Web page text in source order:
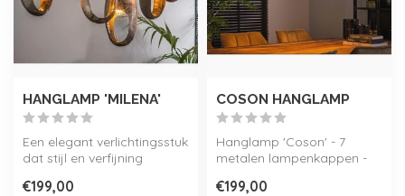
HANGLAMP 'MILENA'
Een elegant verlichtingsstuk
dat stijl en verfijning
€199,00
COSON HANGLAMP
Hanglamp 'Coson' - 7
metalen lampenkappen -
€199,00